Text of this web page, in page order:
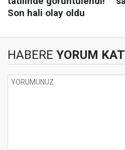
HABERE YORUM KAT